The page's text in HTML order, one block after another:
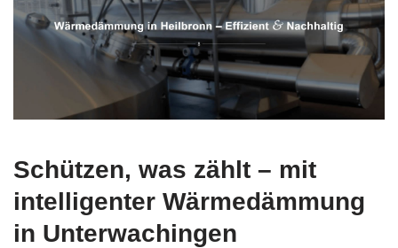
Schützen, was zählt – mit
intelligenter Wärmedämmung
in Unterwachingen